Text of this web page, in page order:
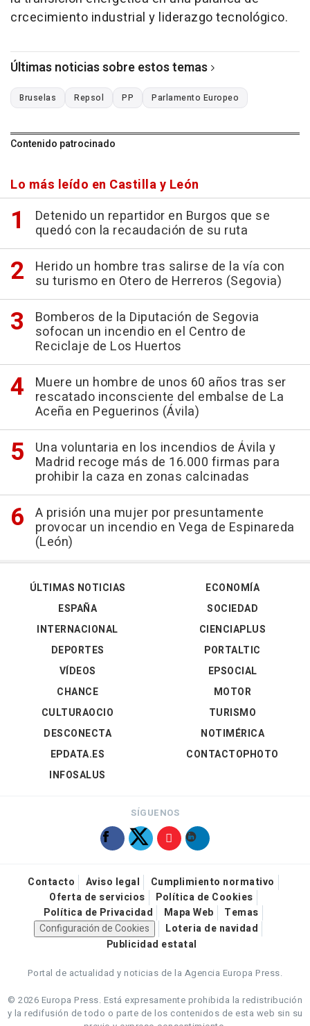
crcecimiento industrial y liderazgo tecnológico.
Últimas noticias sobre estos temas
Bruselas Repsol PP Parlamento Europeo
Contenido patrocinado
Lo más leído en Castilla y León
Detenido un repartidor en Burgos que se
quedó con la recaudación de su ruta
Herido un hombre tras salirse de la vía con
su turismo en Otero de Herreros (Segovia)
Bomberos de la Diputación de Segovia
sofocan un incendio en el Centro de
Reciclaje de Los Huertos
Muere un hombre de unos 60 años tras ser
rescatado inconsciente del embalse de La
Aceña en Peguerinos (Ávila)
Una voluntaria en los incendios de Ávila y
Madrid recoge más de 16.000 firmas para
prohibir la caza en zonas calcinadas
A prisión una mujer por presuntamente
provocar un incendio en Vega de Espinareda
(León)
ÚLTIMAS NOTICIAS
ESPAÑA
INTERNACIONAL
DEPORTES
VÍDEOS
ECONOMÍA
SOCIEDAD
CIENCIAPLUS
PORTALTIC
EPSOCIAL
CHANCE
CULTURAOCIO
DESCONECTA
EPDATA.ES
INFOSALUS
MOTOR
TURISMO
NOTIMÉRICA
CONTACTOPHOTO
SÍGUENOS
Contacto Aviso legal
Cumplimiento normativo
Oferta de servicios
Política de Cookies
Política de Privacidad
Mapa Web
Temas
Configuración de Cookies
Loteria de navidad
Publicidad estatal
Portal de actualidad y noticias de la Agencia Europa Press.
© 2026 Europa Press. Está expresamente prohibida la redistribución
y la redifusión de todo o parte de los contenidos de esta web sin su